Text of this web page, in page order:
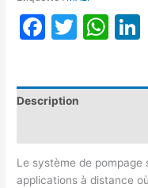
Facebook
Twitter
Description
Le système de pompage
applications à distance